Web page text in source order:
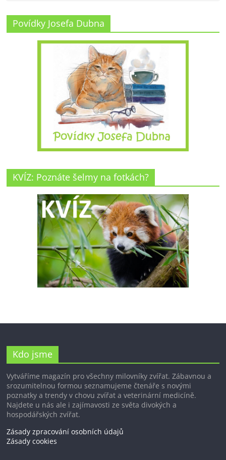
Povídky Josefa Dubna
KVÍZ: Poznáte šelmy na fotkách?
Kdo jsme
Vytváříme magazín pro všechny milovníky zvířat. Zábavnou a
srozumitelnou formou seznamujeme čtenáře s novými
poznatky a trendy v chovu zvířat a veterinární medicíně.
Najdete u nás ale i zajímavosti ze světa divokých a
hospodářských zvířat.
Zásady zpracování osobních údajů
Zásady cookies